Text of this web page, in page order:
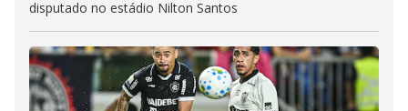
disputado no estádio Nilton Santos